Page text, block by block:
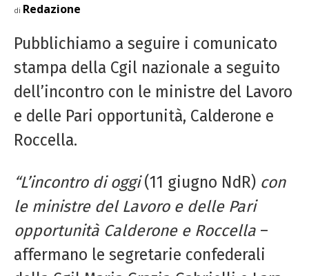
di Redazione
Pubblichiamo a seguire i comunicato
stampa della Cgil nazionale a seguito
dell’incontro con le ministre del Lavoro
e delle Pari opportunità, Calderone e
Roccella.
“L’incontro di oggi(11 giugno NdR) con
le ministre del Lavoro e delle Pari
opportunità Calderone e Roccella –
affermano le segretarie confederali